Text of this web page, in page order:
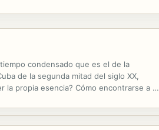
condensado que es el de la
de la segunda mitad del siglo XX,
la propia esencia? Cómo encontrarse a sí